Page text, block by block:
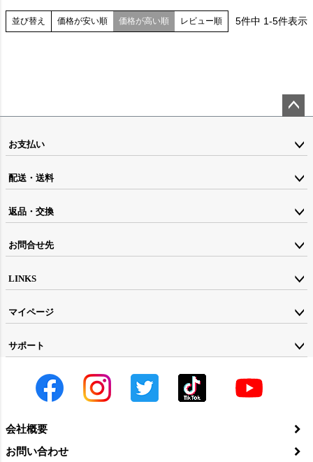
並び替え 価格が安い順 価格が高い順 レビュー順 5件中 1-5件表示
ジト
お支払い
配送・送料
返品・交換
お問合せ先
LINKS
マイページ
サポート
会社概要
お問い合わせ